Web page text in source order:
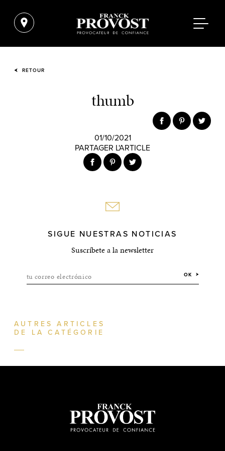
RETOUR
thumb
01/10/2021
PARTAGER L'ARTICLE
SIGUE NUESTRAS NOTICIAS
Suscríbete a la newsletter
tu correo electrónico OK
AUTRES ARTICLES
DE LA CATÉGORIE